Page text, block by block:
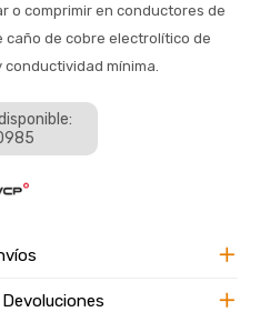
o comprimir en conductores de
de cobre electrolítico de
mínima.